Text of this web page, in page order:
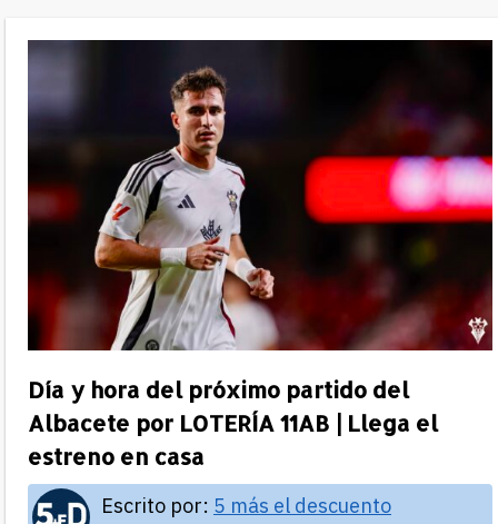
Día y hora del próximo partido del
Albacete por LOTERÍA 11AB | Llega el
estreno en casa
Escrito por: 5 más el descuento